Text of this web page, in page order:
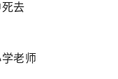
去
老师